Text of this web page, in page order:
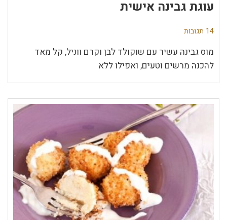
עוגת גבינה אישית
14 תגובות
מוס גבינה עשיר עם שוקולד לבן וקרם ווניל, קל מאד
להכנה מרשים וטעים, ואפילו ללא